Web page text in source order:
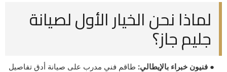
لماذا نحن الخيار الأول لصيانة
جليم جاز؟
● فنيون خبراء بالإيطالي: طاقم فني مدرب على صيانة أدق تفاصيل